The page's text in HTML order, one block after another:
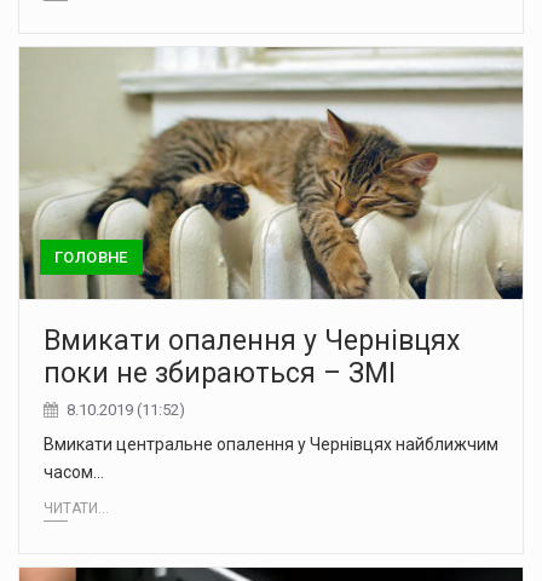
ГОЛОВНЕ
Вмикати опалення у Чернівцях
поки не збираються – ЗМІ
8.10.2019 (11:52)
Вмикати центральне опалення у Чернівцях найближчим
часом…
ЧИТАТИ...